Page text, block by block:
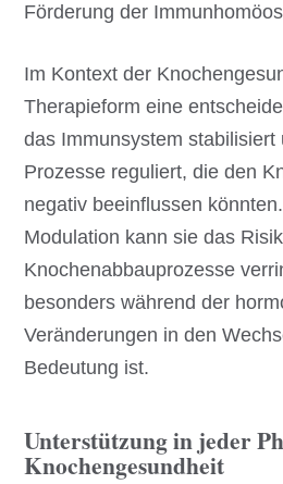
Förderung der
Im Kontext der
Therapieform eine
das Immunsystem stabilisiert
Prozesse reguliert, die den
negativ beeinflussen
Modulation kann sie das
Knochenabbauprozesse
besonders während der
Veränderungen in den
Bedeutung ist.
Unterstützung in jeder
Knochengesundheit